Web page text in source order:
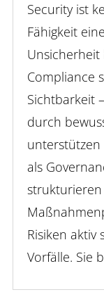
Security ist
Fähigkeit
Unsicherheit
Compliance
Sichtbarkeit
durch
unterstützen
als
strukturieren
Risiken
Vorfälle. Sie